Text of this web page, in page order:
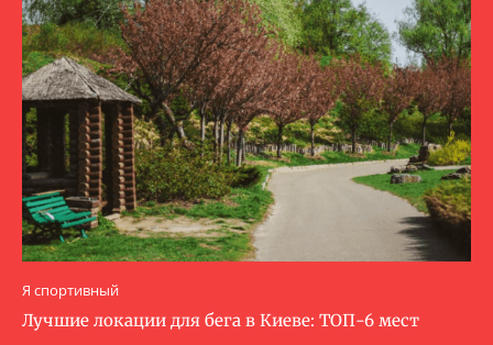
Я спортивный
Лучшие локации для бега в Киеве: ТОП-6 мест